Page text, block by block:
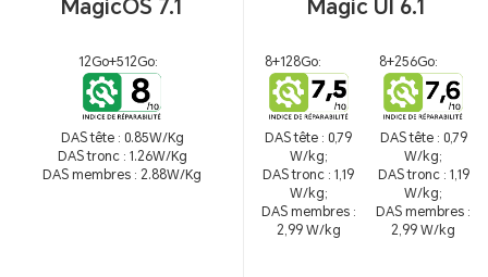
MagicOS 7.1 Magic UI 6.1
12Go+512Go:
DAS tête : 0.85W/Kg
DAS tronc : 1.26W/Kg
DAS membres : 2.88W/Kg
8+128Go:
DAS tête : 0,79
W/kg;
DAS tronc : 1,19
W/kg;
DAS membres :
2,99 W/kg
8+256Go:
DAS tête : 0,79
W/kg;
DAS tronc : 1,19
W/kg;
DAS membres :
2,99 W/kg